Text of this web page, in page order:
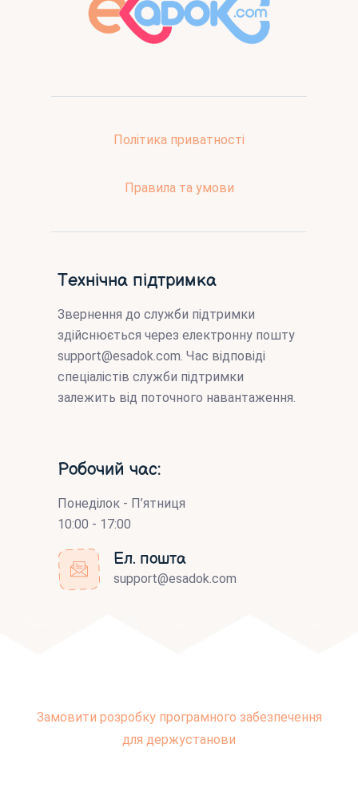
Політика приватності
Правила та умови
Технічна підтримка
Звернення до служби підтримки
здійснюється через електронну пошту
support@esadok.com. Час відповіді
спеціалістів служби підтримки
залежить від поточного навантаження.
Робочий час:
Понеділок - П’ятниця
10:00 - 17:00
Ел. пошта
support@esadok.com
Замовити розробку програмного забезпечення
для держустанови